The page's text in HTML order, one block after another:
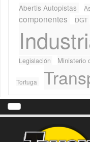
Abertis Autopistas
componentes DGT
Legislación
Ministerio
Tortuga